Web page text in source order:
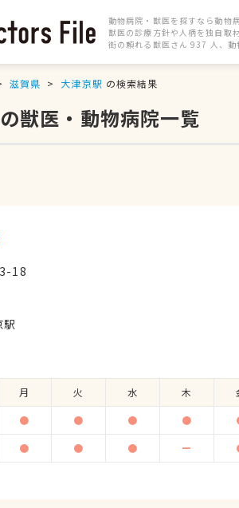
動物病院・獣医を探すなら動物
獣医の診療方針や人柄を独自取
街の頼れる獣医さん 937 人、
滋賀県 大津京駅 の検索結果
獣医・動物病院一覧
18
駅
月 火 水 木
● ● ● ●
● ● ● ー